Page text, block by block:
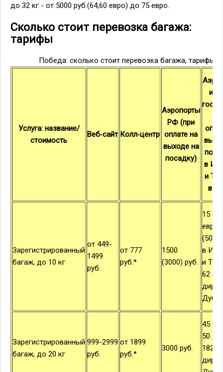
до 32 кг - от 5000 руб.(64,60 евро) до 75 евро.
Сколько стоит перевозка багажа:
тарифы
Победа: сколько стоит перевозка багажа, тарифы
Услуга: название/
стоимость
Веб‑сайт Колл‑центр
Аэропорты
РФ (при
оплате на
выходе на
посадку)
в
и
в
Зарегистрированный
багаж, до 10 кг
от 449-
1499
руб.
от 777
руб.*
1500
(3000) руб.
15
евро
(50)
в
и
62
Зарегистрированный
багаж, до 20 кг
999-2999
руб.
от 1899
руб.*
3000 руб.
45
50
182